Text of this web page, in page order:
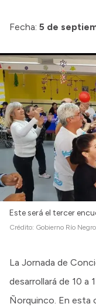
Compras y
Consulta de
Consulta de
Convocatorias
Intranet
Login
Fecha: 5 de
Este será el tercer
Crédito: Gobierno Río Negro
La Jornada de
desarrollará de 10 a
Ñorquinco. En esta